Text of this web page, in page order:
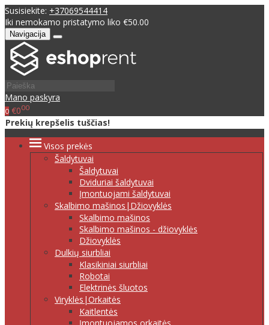
Susisiekite: +37069544414
Iki nemokamo pristatymo liko €50.00
Navigacija
Mano paskyra
0 €000
Prekių krepšelis tuščias!
Visos prekės
Šaldytuvai
Šaldytuvai
Dviduriai šaldytuvai
Įmontuojami šaldytuvai
Skalbimo mašinos|Džiovyklės
Skalbimo mašinos
Skalbimo mašinos - džiovyklės
Džiovyklės
Dulkių siurbliai
Klasikiniai siurbliai
Robotai
Elektrinės šluotos
Viryklės|Orkaitės
Kaitlentės
Įmontuojamos orkaitės